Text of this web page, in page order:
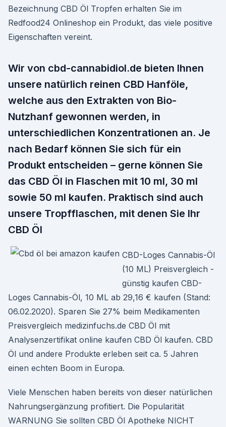
Bezeichnung CBD Öl Tropfen erhalten Sie im
Redfood24 Onlineshop ein Produkt, das viele positive
Eigenschaften vereint.
Wir von cbd-cannabidiol.de bieten Ihnen
unsere natürlich reinen CBD Hanföle,
welche aus den Extrakten von Bio-
Nutzhanf gewonnen werden, in
unterschiedlichen Konzentrationen an. Je
nach Bedarf können Sie sich für ein
Produkt entscheiden – gerne können Sie
das CBD Öl in Flaschen mit 10 ml, 30 ml
sowie 50 ml kaufen. Praktisch sind auch
unsere Tropfflaschen, mit denen Sie Ihr
CBD Öl
CBD-Loges Cannabis-Öl
(10 ML) Preisvergleich -
günstig kaufen CBD-
Loges Cannabis-Öl, 10 ML ab 29,16 € kaufen (Stand:
06.02.2020). Sparen Sie 27% beim Medikamenten
Preisvergleich medizinfuchs.de CBD Öl mit
Analysenzertifikat online kaufen CBD Öl kaufen. CBD
Öl und andere Produkte erleben seit ca. 5 Jahren
einen echten Boom in Europa.
Viele Menschen haben bereits von dieser natürlichen
Nahrungsergänzung profitiert. Die Popularität
WARNUNG Sie sollten CBD Öl Apotheke NICHT